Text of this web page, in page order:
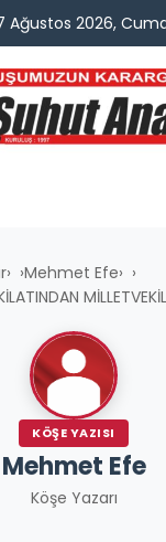
Ağustos 2026,
› Mehmet Efe›
KÖŞE YAZISI
Mehmet Efe
Köşe Yazarı